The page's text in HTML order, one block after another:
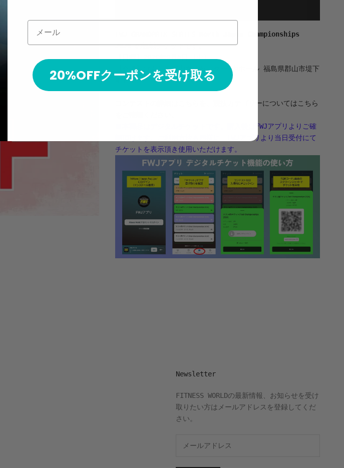
North Japan Championships
2026 の観戦チケットです。
【会場】けんしん郡山文化センター 中ホール 福島県郡山市堤下
町1-2
を、競技カテゴリーについては こちら
FWJアプリ よりご確
FWJアプリ より当日受付にて
チケットを表示頂き使用いただけます。
Newsletter
FITNESS WORLDの最新情報、お知らせを受け
取りたい方はメールアドレスを登録してくだ
さい。
メール
20%OFFクーポンを受け取る